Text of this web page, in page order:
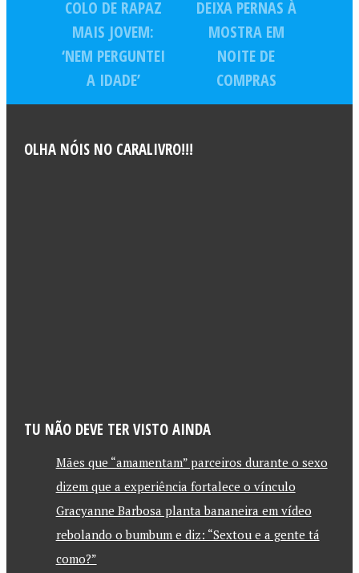
COLO DE RAPAZ
MAIS JOVEM:
‘NEM PERGUNTEI
A IDADE’
DEIXA PERNAS À
MOSTRA EM
NOITE DE
COMPRAS
OLHA NÓIS NO CARALIVRO!!!
TU NÃO DEVE TER VISTO AINDA
Mães que “amamentam” parceiros durante o sexo
dizem que a experiência fortalece o vínculo
Gracyanne Barbosa planta bananeira em vídeo
rebolando o bumbum e diz: “Sextou e a gente tá
como?”